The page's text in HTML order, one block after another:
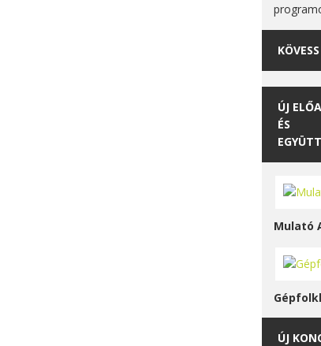
ÚJ
ÉS
Mulató
ÚJ